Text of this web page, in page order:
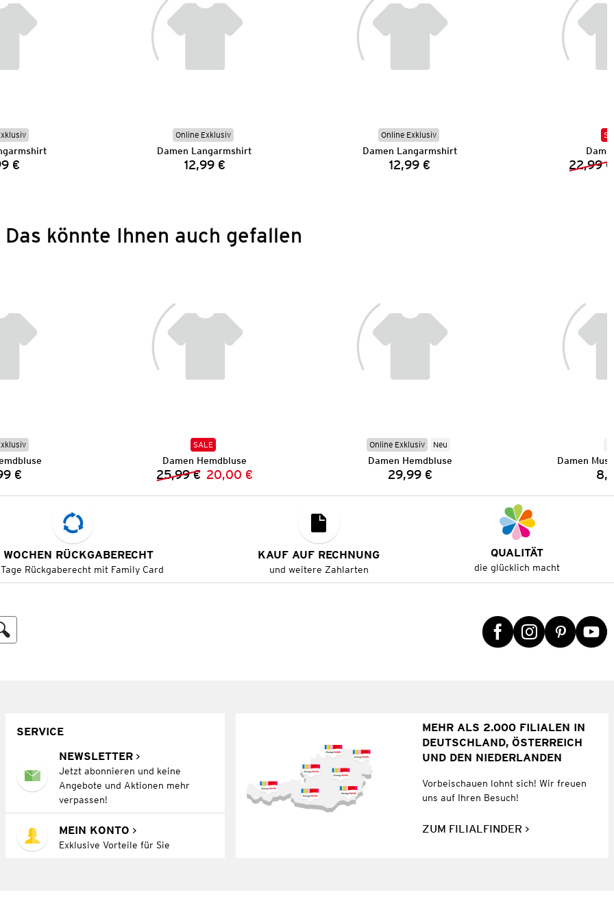
€
Online Exklusiv
Damen Langarmshirt
Preis:
12,99 €
Online Exklusiv
Damen Langarmshirt
Preis:
12,99 € 22,99 €
Das könnte Ihnen auch gefallen
€
SALE
Damen Hemdbluse
Vorheriger Preis:
25,99 € Neuer Preis:
20,00 €
Online Exklusiv Neu
Damen Hemdbluse
Preis:
29,99 €
Damen
RÜCKGABERECHT
Rückgaberecht mit Family Card
KAUF AUF RECHNUNG
und weitere Zahlarten
QUALITÄT
die glücklich macht
SERVICE
NEWSLETTER
Jetzt abonnieren und keine
Angebote und Aktionen mehr
verpassen!
MEIN KONTO
Exklusive Vorteile für Sie
MEHR ALS 2.000 FILIALEN IN
DEUTSCHLAND, ÖSTERREICH
UND DEN NIEDERLANDEN
Vorbeischauen lohnt sich! Wir freuen
uns auf Ihren Besuch!
ZUM FILIALFINDER